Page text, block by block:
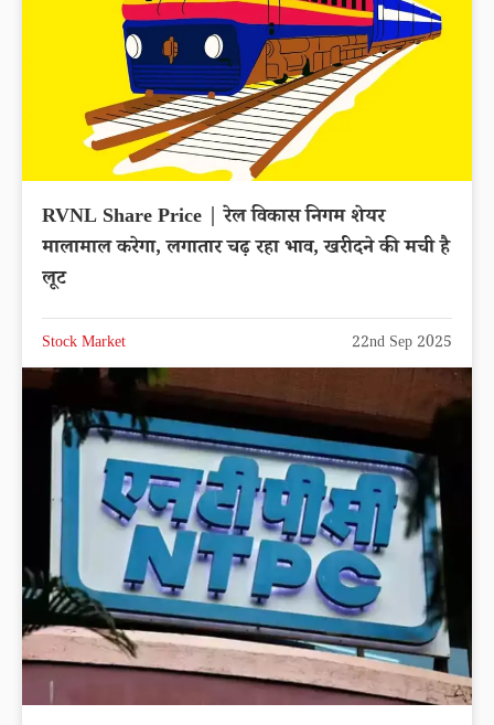
RVNL Share Price | रेल विकास निगम शेयर
मालामाल करेगा, लगातार चढ़ रहा भाव, खरीदने की मची है
लूट
Stock Market 22nd Sep 2025